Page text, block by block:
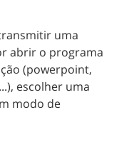
uma
abrir o programa
(powerpoint,
escolher uma
modo de